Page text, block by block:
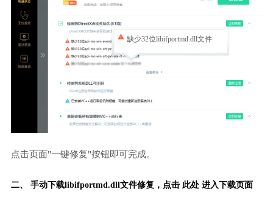
缺少32位libifportmd.dll文件
点击页面"一键修复"按钮即可完成。
二、 手动下载libifportmd.dll文件修复， 点击 此处 进入下载页面